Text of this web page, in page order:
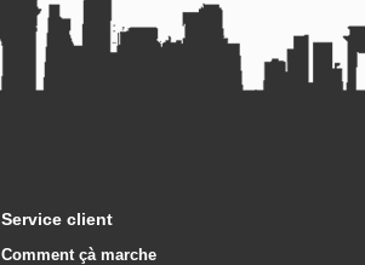
Service client
Comment çà marche